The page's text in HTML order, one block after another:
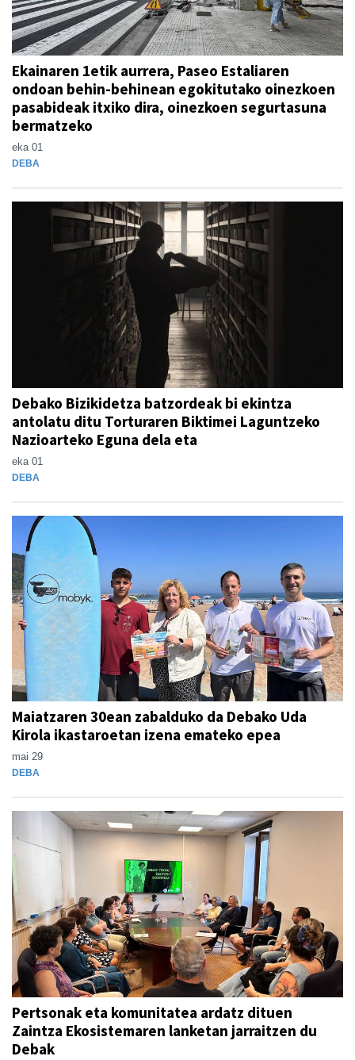
Ekainaren 1etik aurrera, Paseo Estaliaren
ondoan behin-behinean egokitutako oinezkoen
pasabideak itxiko dira, oinezkoen segurtasuna
bermatzeko
eka 01
DEBA
Debako Bizikidetza batzordeak bi ekintza
antolatu ditu Torturaren Biktimei Laguntzeko
Nazioarteko Eguna dela eta
eka 01
DEBA
Maiatzaren 30ean zabalduko da Debako Uda
Kirola ikastaroetan izena emateko epea
mai 29
DEBA
Pertsonak eta komunitatea ardatz dituen
Zaintza Ekosistemaren lanketan jarraitzen du
Debak